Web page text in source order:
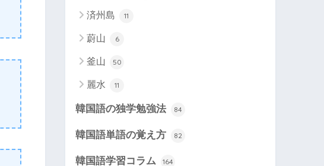
済州島 11
蔚山 6
釜山 50
麗水 11
韓国語の独学勉強法 84
韓国語単語の覚え方 82
韓国語学習コラム 164